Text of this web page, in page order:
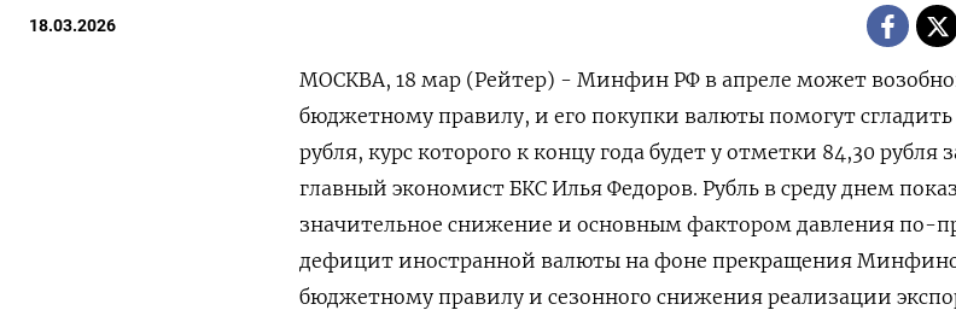
18.03.2026
МОСКВА, 18 мар (Рейтер) - Минфин РФ в апреле может
бюджетному правилу, и его покупки валюты помогут сгладить
рубля, курс которого к концу года будет у отметки 84,30 рубля
главный экономист БКС Илья Федоров. Рубль в среду днем
значительное снижение и основным фактором давления по-
дефицит иностранной валюты на фоне прекращения
бюджетному правилу и сезонного снижения реализации